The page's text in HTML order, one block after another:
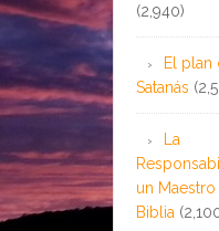
(2,940)
El plan
Satanás
La
un
Biblia